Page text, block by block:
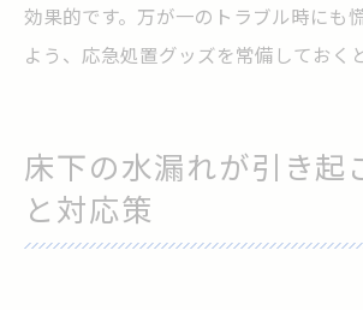
効果的です。万が一のトラブル時にも
よう、応急処置グッズを常備しておく
床下の水漏れが引き起
と対応策